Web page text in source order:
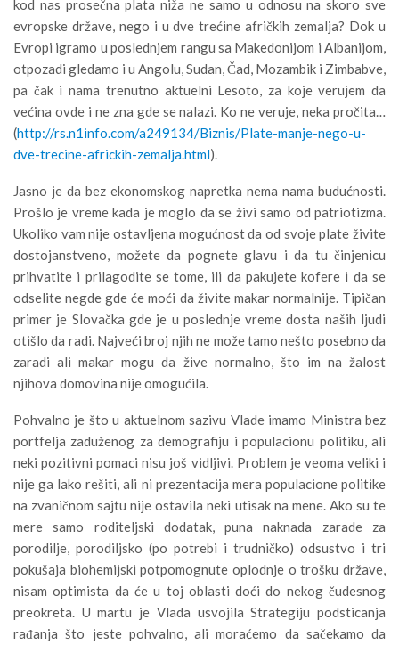
kod nas prosečna plata niža ne samo u odnosu na skoro sve
evropske države, nego i u dve trećine afričkih zemalja? Dok u
Evropi igramo u poslednjem rangu sa Makedonijom i Albanijom,
otpozadi gledamo i u Angolu, Sudan, Čad, Mozambik i Zimbabve,
pa čak i nama trenutno aktuelni Lesoto, za koje verujem da
većina ovde i ne zna gde se nalazi. Ko ne veruje, neka pročita…
(http://rs.n1info.com/a249134/Biznis/Plate-manje-nego-u-
dve-trecine-africkih-zemalja.html).
Jasno je da bez ekonomskog napretka nema nama budućnosti.
Prošlo je vreme kada je moglo da se živi samo od patriotizma.
Ukoliko vam nije ostavljena mogućnost da od svoje plate živite
dostojanstveno, možete da pognete glavu i da tu činjenicu
prihvatite i prilagodite se tome, ili da pakujete kofere i da se
odselite negde gde će moći da živite makar normalnije. Tipičan
primer je Slovačka gde je u poslednje vreme dosta naših ljudi
otišlo da radi. Najveći broj njih ne može tamo nešto posebno da
zaradi ali makar mogu da žive normalno, što im na žalost
njihova domovina nije omogućila.
Pohvalno je što u aktuelnom sazivu Vlade imamo Ministra bez
portfelja zaduženog za demografiju i populacionu politiku, ali
neki pozitivni pomaci nisu još vidljivi. Problem je veoma veliki i
nije ga lako rešiti, ali ni prezentacija mera populacione politike
na zvaničnom sajtu nije ostavila neki utisak na mene. Ako su te
mere samo roditeljski dodatak, puna naknada zarade za
porodilje, porodiljsko (po potrebi i trudničko) odsustvo i tri
pokušaja biohemijski potpomognute oplodnje o trošku države,
nisam optimista da će u toj oblasti doći do nekog čudesnog
preokreta. U martu je Vlada usvojila Strategiju podsticanja
rađanja što jeste pohvalno, ali moraćemo da sačekamo da